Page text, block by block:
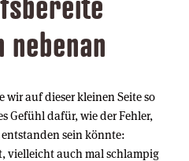
wir auf dieser kleinen Seite so
Gefühl dafür, wie der Fehler,
sein könnte:
vielleicht auch mal schlampig